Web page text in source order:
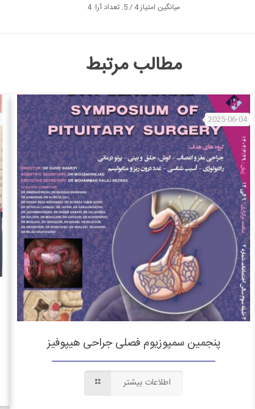
میانگین امتیاز4 / 5. تعداد آرا: 4
مطالب مرتبط
2025-06-04
پنجمین سمپوزیوم فصلی جراحی هیپوفیز
اطلاعات بیشتر